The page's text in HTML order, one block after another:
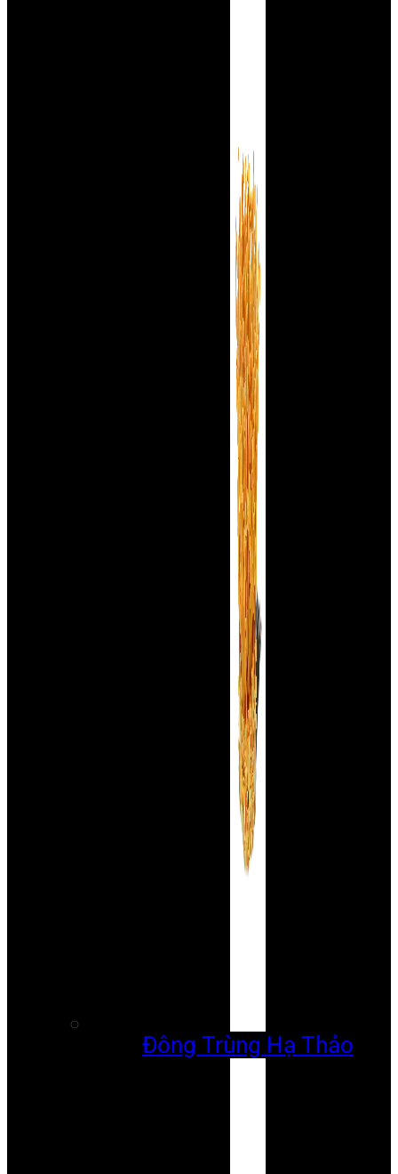
Đông Trùng Hạ Thảo